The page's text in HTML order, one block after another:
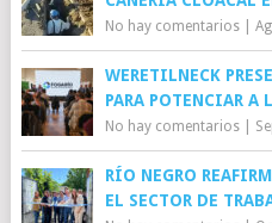
No hay comentarios|
WERETILNECK
PARA POTENCIAR A
No hay comentarios|
RÍO NEGRO
EL SECTOR DE